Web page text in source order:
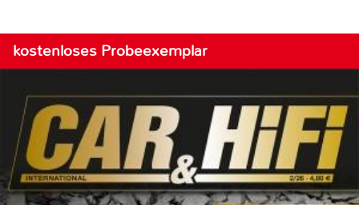
kostenloses Probeexemplar